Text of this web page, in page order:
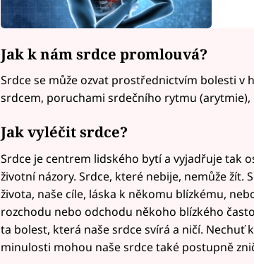
Jak k nám srdce promlouvá?
Srdce se může ozvat prostřednictvím bolesti
srdcem, poruchami srdečního rytmu
Jak vyléčit srdce?
Srdce je centrem lidského bytí a vyjadřuje tak
životní názory. Srdce, které nebije, nemůže žít.
života, naše cíle, láska k někomu blízkému,
rozchodu nebo odchodu někoho blízkého
ta bolest, která naše srdce svírá a ničí. Nechuť
minulosti mohou naše srdce také postupně